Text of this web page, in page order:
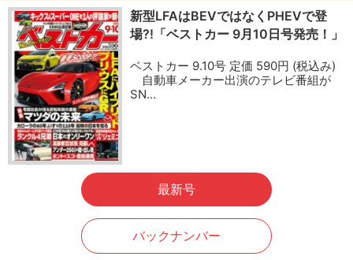
新型LFAはBEVではなくPHEVで登
場?!「ベストカー 9月10日号発売！」
ベストカー 9.10号 定価 590円 (税込み)
自動車メーカー出演のテレビ番組が
SN…
最新号
バックナンバー